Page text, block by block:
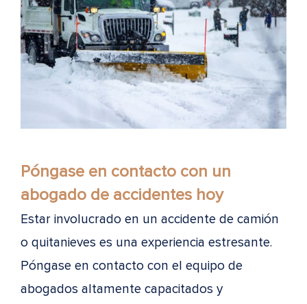
Póngase en contacto con un
abogado de accidentes hoy
Estar involucrado en un accidente de camión
o quitanieves es una experiencia estresante.
Póngase en contacto con el equipo de
abogados altamente capacitados y